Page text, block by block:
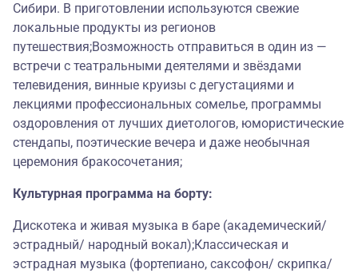
Сибири. В приготовлении используются свежие
локальные продукты из регионов
путешествия;Возможность отправиться в один из —
встречи с театральными деятелями и звёздами
телевидения, винные круизы с дегустациями и
лекциями профессиональных сомелье, программы
оздоровления от лучших диетологов, юмористические
стендапы, поэтические вечера и даже необычная
церемония бракосочетания;
Культурная программа на борту:
Дискотека и живая музыка в баре (академический/
эстрадный/ народный вокал);Классическая и
эстрадная музыка (фортепиано, саксофон/ скрипка/